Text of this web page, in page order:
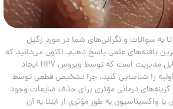
به سوالات و نگرانی‌های شما در مورد زگیل
یافته‌های علمی پاسخ دهیم. اکنون می‌دانید که
زگیل تناسلی یک بیماری شایع و قابل مدیریت است که توسط ویروس HPV ایجاد
را شناسایی کنید، چرا تشخیص قطعی توسط
درمانی مؤثری برای حذف ضایعات وجود
واکسیناسیون به طور مؤثری از ابتلا به آن